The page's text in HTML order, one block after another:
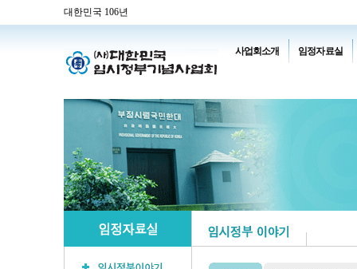
대한민국 106년
사업회소개 임정자료실